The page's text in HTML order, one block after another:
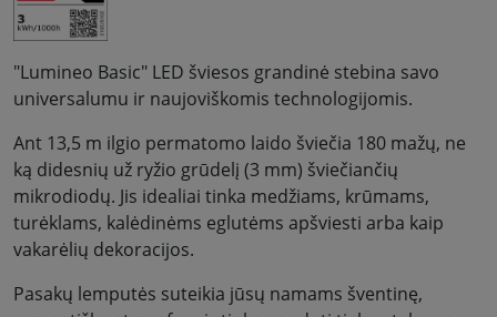
"Lumineo Basic" LED šviesos grandinė stebina savo
universalumu ir naujoviškomis technologijomis.
Ant 13,5 m ilgio permatomo laido šviečia 180 mažų, ne
ką didesnių už ryžio grūdelį (3 mm) šviečiančių
mikrodiodų. Jis idealiai tinka medžiams, krūmams,
turėklams, kalėdinėms eglutėms apšviesti arba kaip
vakarėlių dekoracijos.
Pasakų lemputės suteikia jūsų namams šventinę,